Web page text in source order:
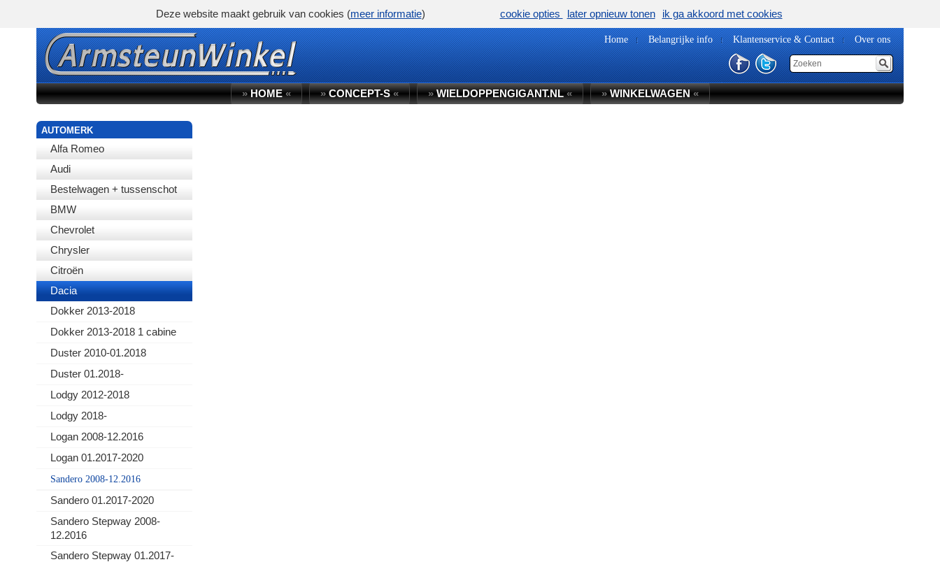
Home Belangrijke info Klantenservice & Contact Over ons
»HOME« »CONCEPT-S« »WIELDOPPENGIGANT.NL« »WINKELWAGEN«
AUTOMERK
Alfa Romeo
Audi
Bestelwagen + tussenschot
BMW
Chevrolet
Chrysler
Citroën
Dacia
Dokker 2013-2018
Dokker 2013-2018 1 cabine
Duster 2010-01.2018
Duster 01.2018-
Lodgy 2012-2018
Lodgy 2018-
Logan 2008-12.2016
Logan 01.2017-2020
Sandero 2008-12.2016
Sandero 01.2017-2020
Sandero Stepway 2008-
12.2016
Sandero Stepway 01.2017-
Deze website maakt gebruik van cookies (meer informatie) cookie opties later opnieuw tonen ik ga akkoord met cookies